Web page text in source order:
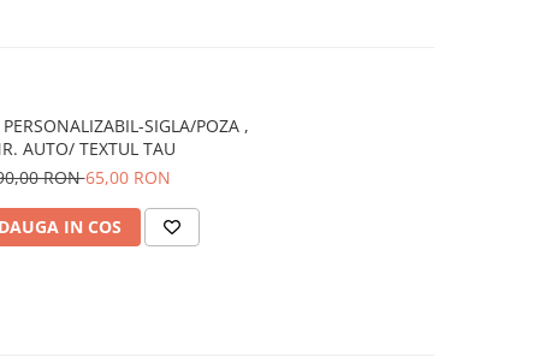
PERSONALIZABIL-SIGLA/POZA ,
AUTO/ TEXTUL TAU
RON65,00 RON
IN COS